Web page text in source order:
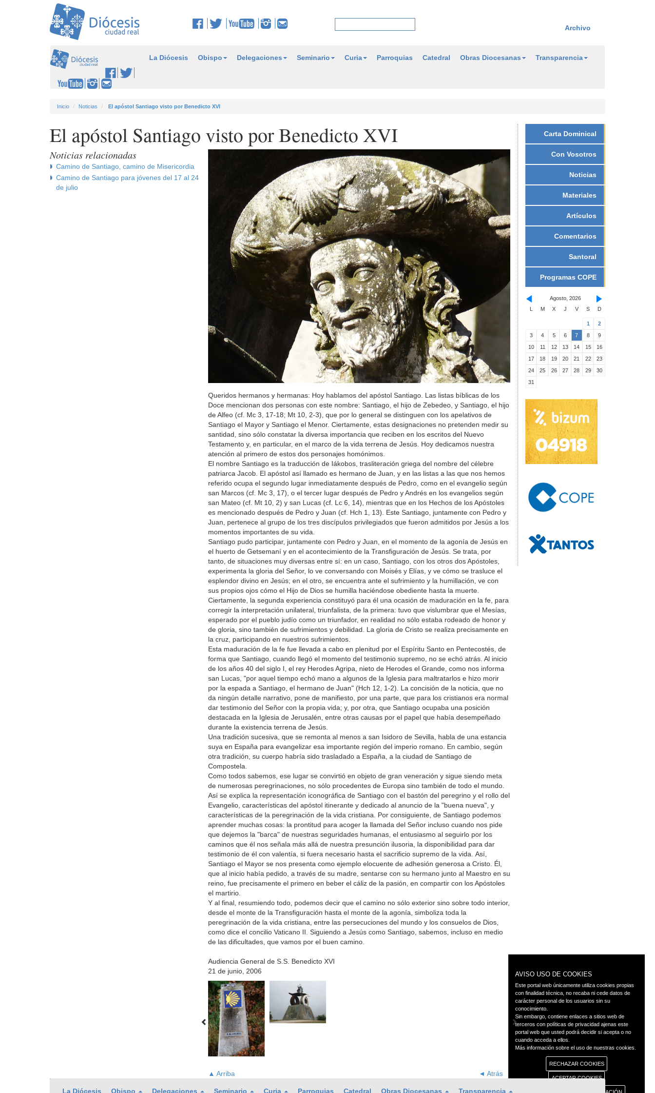
Archivo
La Diócesis Obispo Delegaciones Seminario Curia Parroquias Catedral Obras Diocesanas Transparencia
Inicio Noticias El apóstol Santiago visto por Benedicto XVI
El apóstol Santiago visto por Benedicto XVI
Noticias relacionadas
Camino de Santiago, camino de Misericordia
Camino de Santiago para jóvenes del 17 al 24
de julio
Queridos hermanos y hermanas: Hoy hablamos del apóstol Santiago. Las listas bíblicas de los
Doce mencionan dos personas con este nombre: Santiago, el hijo de Zebedeo, y Santiago, el hijo
de Alfeo (cf. Mc 3, 17-18; Mt 10, 2-3), que por lo general se distinguen con los apelativos de
Santiago el Mayor y Santiago el Menor. Ciertamente, estas designaciones no pretenden medir su
santidad, sino sólo constatar la diversa importancia que reciben en los escritos del Nuevo
Testamento y, en particular, en el marco de la vida terrena de Jesús. Hoy dedicamos nuestra
atención al primero de estos dos personajes homónimos.
El nombre Santiago es la traducción de Iákobos, trasliteración griega del nombre del célebre
patriarca Jacob. El apóstol así llamado es hermano de Juan, y en las listas a las que nos hemos
referido ocupa el segundo lugar inmediatamente después de Pedro, como en el evangelio según
san Marcos (cf. Mc 3, 17), o el tercer lugar después de Pedro y Andrés en los evangelios según
san Mateo (cf. Mt 10, 2) y san Lucas (cf. Lc 6, 14), mientras que en los Hechos de los Apóstoles
es mencionado después de Pedro y Juan (cf. Hch 1, 13). Este Santiago, juntamente con Pedro y
Juan, pertenece al grupo de los tres discípulos privilegiados que fueron admitidos por Jesús a los
momentos importantes de su vida.
Santiago pudo participar, juntamente con Pedro y Juan, en el momento de la agonía de Jesús en
el huerto de Getsemaní y en el acontecimiento de la Transfiguración de Jesús. Se trata, por
tanto, de situaciones muy diversas entre sí: en un caso, Santiago, con los otros dos Apóstoles,
experimenta la gloria del Señor, lo ve conversando con Moisés y Elías, y ve cómo se trasluce el
esplendor divino en Jesús; en el otro, se encuentra ante el sufrimiento y la humillación, ve con
sus propios ojos cómo el Hijo de Dios se humilla haciéndose obediente hasta la muerte.
Ciertamente, la segunda experiencia constituyó para él una ocasión de maduración en la fe, para
corregir la interpretación unilateral, triunfalista, de la primera: tuvo que vislumbrar que el Mesías,
esperado por el pueblo judío como un triunfador, en realidad no sólo estaba rodeado de honor y
de gloria, sino también de sufrimientos y debilidad. La gloria de Cristo se realiza precisamente en
la cruz, participando en nuestros sufrimientos.
Esta maduración de la fe fue llevada a cabo en plenitud por el Espíritu Santo en Pentecostés, de
forma que Santiago, cuando llegó el momento del testimonio supremo, no se echó atrás. Al inicio
de los años 40 del siglo I, el rey Herodes Agripa, nieto de Herodes el Grande, como nos informa
san Lucas, "por aquel tiempo echó mano a algunos de la Iglesia para maltratarlos e hizo morir
por la espada a Santiago, el hermano de Juan" (Hch 12, 1-2). La concisión de la noticia, que no
da ningún detalle narrativo, pone de manifiesto, por una parte, que para los cristianos era normal
dar testimonio del Señor con la propia vida; y, por otra, que Santiago ocupaba una posición
destacada en la Iglesia de Jerusalén, entre otras causas por el papel que había desempeñado
durante la existencia terrena de Jesús.
Una tradición sucesiva, que se remonta al menos a san Isidoro de Sevilla, habla de una estancia
suya en España para evangelizar esa importante región del imperio romano. En cambio, según
otra tradición, su cuerpo habría sido trasladado a España, a la ciudad de Santiago de
Compostela.
Como todos sabemos, ese lugar se convirtió en objeto de gran veneración y sigue siendo meta
de numerosas peregrinaciones, no sólo procedentes de Europa sino también de todo el mundo.
Así se explica la representación iconográfica de Santiago con el bastón del peregrino y el rollo del
Evangelio, características del apóstol itinerante y dedicado al anuncio de la "buena nueva", y
características de la peregrinación de la vida cristiana. Por consiguiente, de Santiago podemos
aprender muchas cosas: la prontitud para acoger la llamada del Señor incluso cuando nos pide
que dejemos la "barca" de nuestras seguridades humanas, el entusiasmo al seguirlo por los
caminos que él nos señala más allá de nuestra presunción ilusoria, la disponibilidad para dar
testimonio de él con valentía, si fuera necesario hasta el sacrificio supremo de la vida. Así,
Santiago el Mayor se nos presenta como ejemplo elocuente de adhesión generosa a Cristo. Él,
que al inicio había pedido, a través de su madre, sentarse con su hermano junto al Maestro en su
reino, fue precisamente el primero en beber el cáliz de la pasión, en compartir con los Apóstoles
el martirio.
Y al final, resumiendo todo, podemos decir que el camino no sólo exterior sino sobre todo interior,
desde el monte de la Transfiguración hasta el monte de la agonía, simboliza toda la
peregrinación de la vida cristiana, entre las persecuciones del mundo y los consuelos de Dios,
como dice el concilio Vaticano II. Siguiendo a Jesús como Santiago, sabemos, incluso en medio
de las dificultades, que vamos por el buen camino.
Audiencia General de S.S. Benedicto XVI
21 de junio, 2006
▲ Arriba ◄ Atrás
Carta Dominical
Con Vosotros
Noticias
Materiales
Artículos
Comentarios
Santoral
Programas COPE
Agosto, 2026
L
M X J V S D
1
2
3
4 5 6 7 8
9
10
11 12 13 14 15
16
17
18 19 20 21 22
23
24
25 26 27 28 29
30
31
La Diócesis Obispo Delegaciones Seminario Curia Parroquias Catedral Obras Diocesanas Transparencia
AVISO USO DE COOKIES
Este portal web únicamente utiliza cookies propias
con finalidad técnica, no recaba ni cede datos de
carácter personal de los usuarios sin su
conocimiento.
Sin embargo, contiene enlaces a sitios web de
terceros con políticas de privacidad ajenas este
portal web que usted podrá decidir si acepta o no
cuando acceda a ellos.
Más información sobre el uso de nuestras cookies.
RECHAZAR COOKIES
ACEPTAR COOKIES